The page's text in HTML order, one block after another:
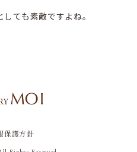
ても素敵ですよね。
保護方針